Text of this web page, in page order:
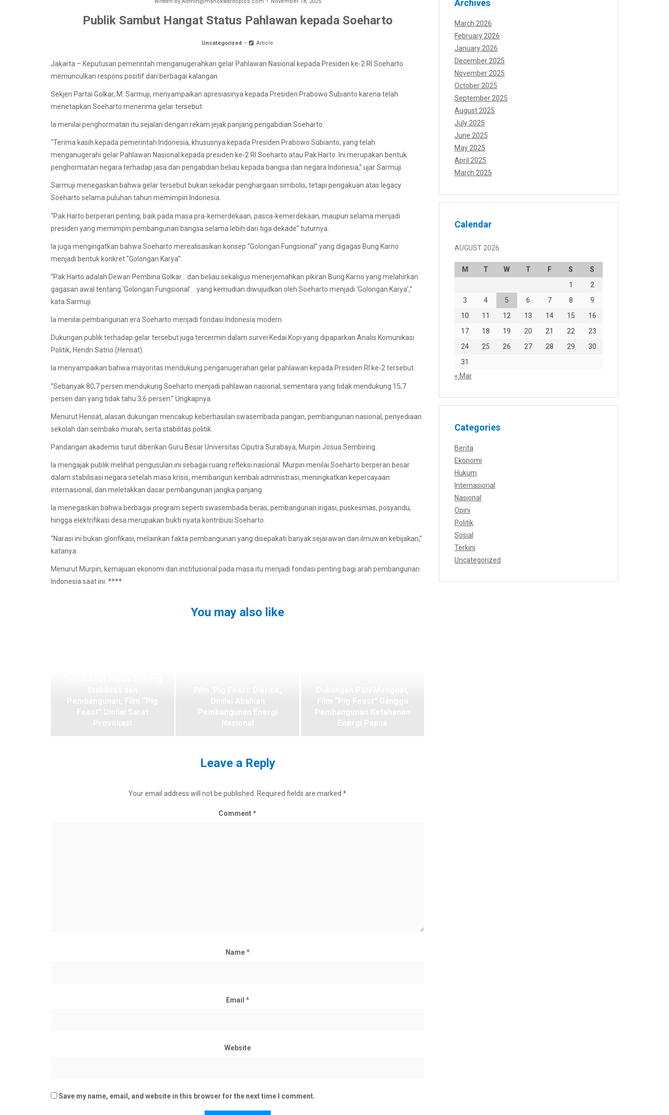
Publik Sambut Hangat Status Pahlawan kepada Soeharto
Uncategorized Article
Jakarta – Keputusan pemerintah menganugerahkan gelar Pahlawan Nasional kepada Presiden ke-2 RI Soeharto
memunculkan respons positif dari berbagai kalangan.
Sekjen Partai Golkar, M. Sarmuji, menyampaikan apresiasinya kepada Presiden Prabowo Subianto karena telah
menetapkan Soeharto menerima gelar tersebut.
Ia menilai penghormatan itu sejalan dengan rekam jejak panjang pengabdian Soeharto.
“Terima kasih kepada pemerintah Indonesia, khususnya kepada Presiden Prabowo Subianto, yang telah
menganugerahi gelar Pahlawan Nasional kepada presiden ke-2 RI Soeharto atau Pak Harto. Ini merupakan bentuk
penghormatan negara terhadap jasa dan pengabdian beliau kepada bangsa dan negara Indonesia,” ujar Sarmuji.
Sarmuji menegaskan bahwa gelar tersebut bukan sekadar penghargaan simbolis, tetapi pengakuan atas legacy
Soeharto selama puluhan tahun memimpin Indonesia.
“Pak Harto berperan penting, baik pada masa pra-kemerdekaan, pasca-kemerdekaan, maupun selama menjadi
presiden yang memimpin pembangunan bangsa selama lebih dari tiga dekade” tuturnya.
Ia juga mengingatkan bahwa Soeharto merealisasikan konsep “Golongan Fungsional” yang digagas Bung Karno
menjadi bentuk konkret “Golongan Karya”.
“Pak Harto adalah Dewan Pembina Golkar… dan beliau sekaligus menerjemahkan pikiran Bung Karno yang melahirkan
gagasan awal tentang ‘Golongan Fungsional’… yang kemudian diwujudkan oleh Soeharto menjadi ‘Golongan Karya’,”
kata Sarmuji.
Ia menilai pembangunan era Soeharto menjadi fondasi Indonesia modern.
Dukungan publik terhadap gelar tersebut juga tercermin dalam survei Kedai Kopi yang dipaparkan Analis Komunikasi
Politik, Hendri Satrio (Hensat).
Ia menyampaikan bahwa mayoritas mendukung penganugerahan gelar pahlawan kepada Presiden RI ke-2 tersebut.
“Sebanyak 80,7 persen mendukung Soeharto menjadi pahlawan nasional, sementara yang tidak mendukung 15,7
persen dan yang tidak tahu 3,6 persen.” Ungkapnya.
Menurut Hensat, alasan dukungan mencakup keberhasilan swasembada pangan, pembangunan nasional, penyediaan
sekolah dan sembako murah, serta stabilitas politik.
Pandangan akademis turut diberikan Guru Besar Universitas Ciputra Surabaya, Murpin Josua Sembiring.
Ia mengajak publik melihat pengusulan ini sebagai ruang refleksi nasional. Murpin menilai Soeharto berperan besar
dalam stabilisasi negara setelah masa krisis, membangun kembali administrasi, meningkatkan kepercayaan
internasional, dan meletakkan dasar pembangunan jangka panjang.
Ia menegaskan bahwa berbagai program seperti swasembada beras, pembangunan irigasi, puskesmas, posyandu,
hingga elektrifikasi desa merupakan bukti nyata kontribusi Soeharto.
“Narasi ini bukan glorifikasi, melainkan fakta pembangunan yang disepakati banyak sejarawan dan ilmuwan kebijakan,”
katanya.
Menurut Murpin, kemajuan ekonomi dan institusional pada masa itu menjadi fondasi penting bagi arah pembangunan
Indonesia saat ini. ****
You may also like
Leave a Reply
Your email address will not be published. Required fields are marked *
Comment*
Name*
Email *
Website
Save my name, email, and website in this browser for the next time I comment.
Archives
March 2026
February 2026
January 2026
December 2025
November 2025
October 2025
September 2025
August 2025
July 2025
June 2025
May 2025
April 2025
March 2025
Calendar
AUGUST 2026
M T W T F S
S
1
2
3
4 5 6 7 8
9
10
11 12 13 14 15
16
17
18 19 20 21 22
23
24
25 26 27 28 29
30
31
« Mar
Categories
Berita
Ekonomi
Hukum
Internasional
Nasional
Opini
Politik
Sosial
Terkini
Uncategorized